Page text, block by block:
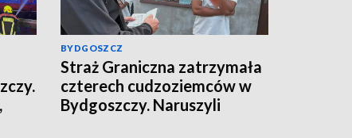
BYDGOSZCZ
Straż Graniczna zatrzymała
czterech cudzoziemców w
Bydgoszczy. Naruszyli